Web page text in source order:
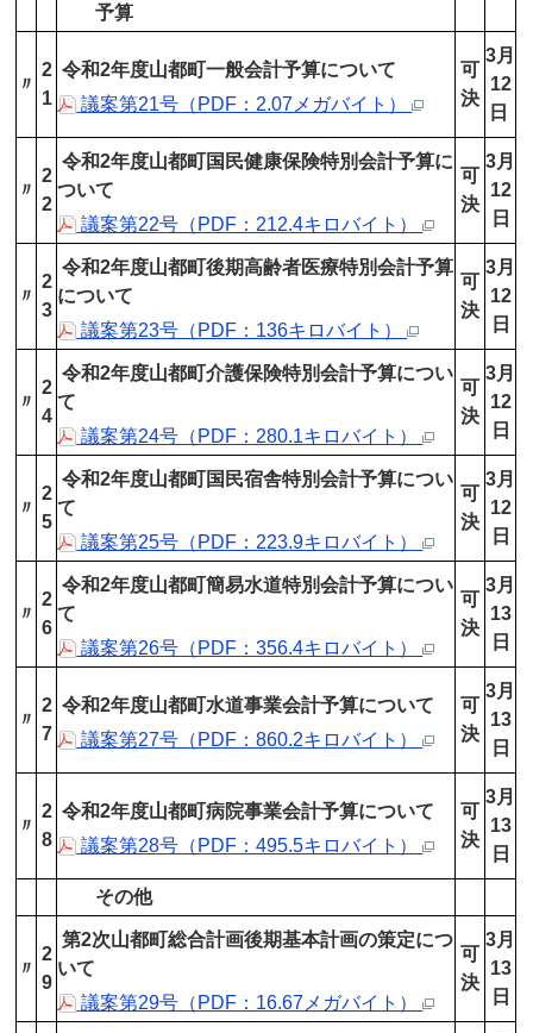
予算
〃
2
1
令和2年度山都町一般会計予算について
議案第21号（PDF：2.07メガバイト）
可
決
3月
12
日
〃
2
2
令和2年度山都町国民健康保険特別会計予算に
ついて
議案第22号（PDF：212.4キロバイト）
可
決
3月
12
日
〃
2
3
令和2年度山都町後期高齢者医療特別会計予算
について
議案第23号（PDF：136キロバイト）
可
決
3月
12
日
〃
2
4
令和2年度山都町介護保険特別会計予算につい
て
議案第24号（PDF：280.1キロバイト）
可
決
3月
12
日
〃
2
5
令和2年度山都町国民宿舎特別会計予算につい
て
議案第25号（PDF：223.9キロバイト）
可
決
3月
12
日
〃
2
6
令和2年度山都町簡易水道特別会計予算につい
て
議案第26号（PDF：356.4キロバイト）
可
決
3月
13
日
〃
2
7
令和2年度山都町水道事業会計予算について
議案第27号（PDF：860.2キロバイト）
可
決
3月
13
日
〃
2
8
令和2年度山都町病院事業会計予算について
議案第28号（PDF：495.5キロバイト）
可
決
3月
13
日
その他
〃
2
9
第2次山都町総合計画後期基本計画の策定につ
いて
議案第29号（PDF：16.67メガバイト）
可
決
3月
13
日